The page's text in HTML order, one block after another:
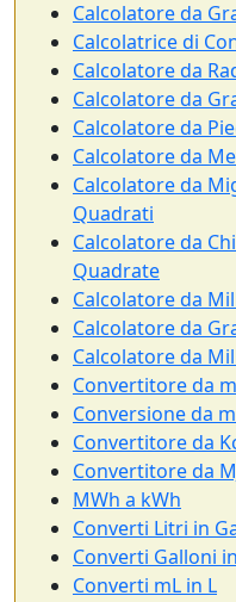
Calcolatore da
Calcolatrice di
Calcolatore da
Calcolatore da
Calcolatore da
Calcolatore da
Calcolatore da
Quadrati
Calcolatore da
Quadrate
Calcolatore da
Calcolatore da
Calcolatore da
Convertitore da
Conversione da
Convertitore da
Convertitore da
MWh a kWh
Converti Litri in
Converti Galloni
Converti mL in L